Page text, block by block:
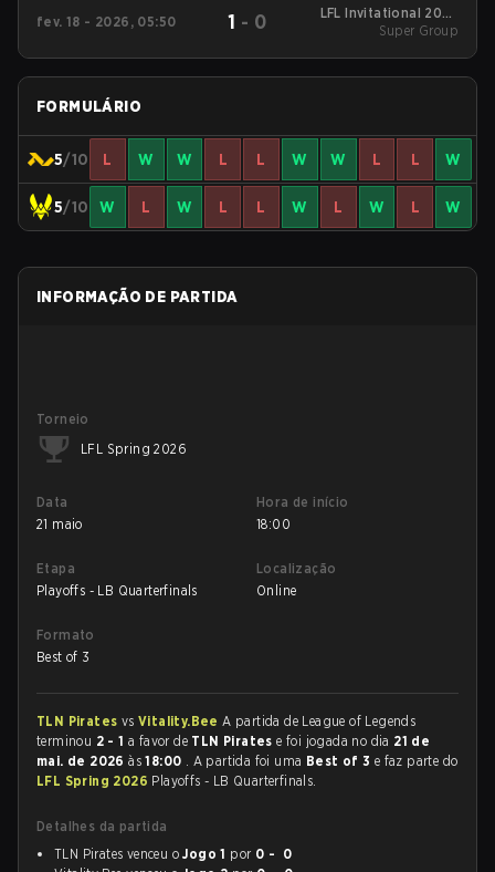
fev. 18 - 2026, 05:50 1 - 0
LFL Invitational 2026
Super Group
Super Group
FORMULÁRIO
5/10 L W W L L W W L L W
5/10 W L W L L W L W L W
INFORMAÇÃO DE PARTIDA
Torneio
LFL Spring 2026
Data
21 maio
Hora de início
18:00
Etapa
Playoffs - LB Quarterfinals
Localização
Online
Formato
Best of 3
TLN Pirates vsVitality.BeeA partida de League of Legends
terminou 2 - 1 a favor de TLN Piratese foi jogada no dia 21 de
mai. de 2026às18:00 . A partida foi uma Best of 3 e faz parte do
LFL Spring 2026 Playoffs - LB Quarterfinals.
Detalhes da partida
TLN Pirates venceu oJogo 1 por 0 - 0